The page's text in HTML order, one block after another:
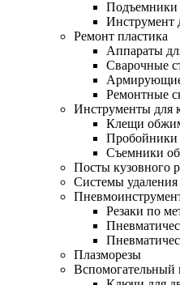
Подъемники
Инструмент
Ремонт пластика
Аппараты
Сварочные
Ремонтные
Инструменты для
Клещи
Пробойники
Съемники
Посты кузовного
Системы удаления
Резаки по
Плазморезы
Вспомогательный